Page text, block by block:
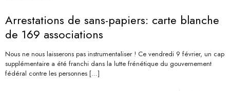
Arrestations de sans-papiers: carte blanche
de 169 associations
Nous ne nous laisserons pas instrumentaliser ! Ce vendredi 9 février, un cap
supplémentaire a été franchi dans la lutte frénétique du gouvernement
fédéral contre les personnes […]